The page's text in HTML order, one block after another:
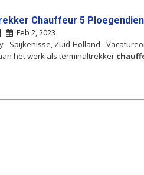
Chauffeur 5
Feb 2, 2023
- Spijkenisse, Zuid-Holland -
het werk als terminaltrekker